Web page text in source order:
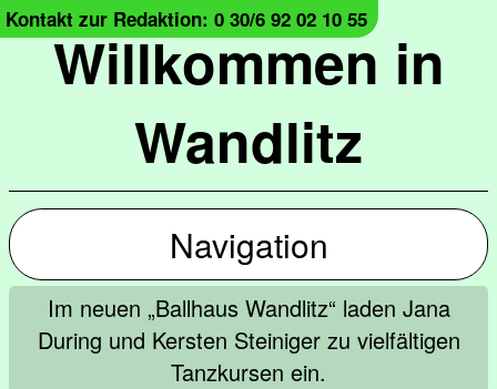
Willkommen in
Wandlitz
Kontakt zur Redaktion: 0 30/6 92 02 10 55
Navigation
Im neuen „Ballhaus Wandlitz“ laden Jana
During und Kersten Steiniger zu vielfältigen
Tanzkursen ein.